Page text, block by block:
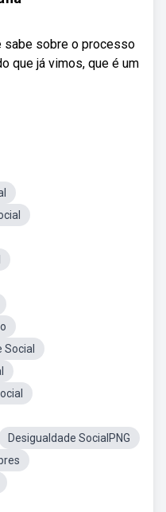
sabe sobre o processo
que já vimos, que é um
Desigualdade SocialPNG